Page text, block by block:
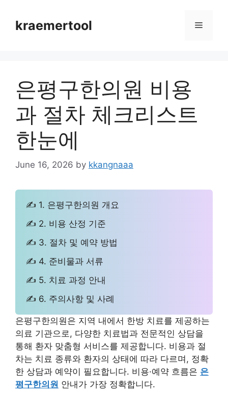
contentkraemertool Menu
은평구한의원 비용
과 절차 체크리스트
한눈에
June 16, 2026 by kkangnaaa
✍ 1. 은평구한의원 개요
✍ 2. 비용 산정 기준
✍ 3. 절차 및 예약 방법
✍ 4. 준비물과 서류
✍ 5. 치료 과정 안내
✍ 6. 주의사항 및 사례
은평구한의원은 지역 내에서 한방 치료를 제공하는
의료 기관으로, 다양한 치료법과 전문적인 상담을
통해 환자 맞춤형 서비스를 제공합니다. 비용과 절
차는 치료 종류와 환자의 상태에 따라 다르며, 정확
한 상담과 예약이 필요합니다. 비용·예약 흐름은 은
평구한의원 안내가 가장 정확합니다.